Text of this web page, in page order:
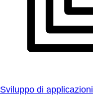
Sviluppo di applicazioni